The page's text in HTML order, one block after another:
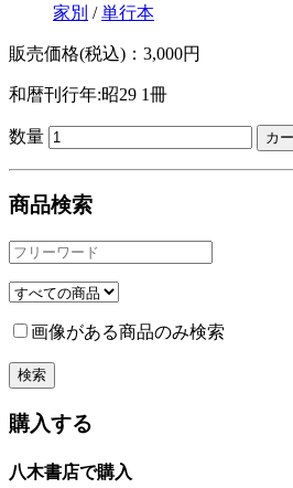
家別 /単行本
販売価格(税込)：3,000円
和暦刊行年:昭29 1冊
数量
商品検索
画像がある商品のみ検索
購入する
八木書店で購入